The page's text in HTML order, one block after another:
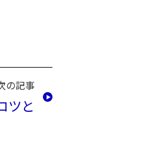
の記事
ツと